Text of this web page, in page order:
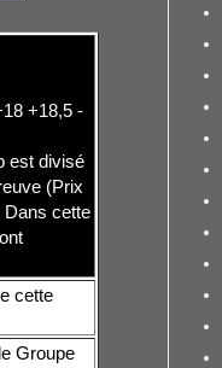
+18,5 -
est divisé
(Prix
Dans cette
cette
Groupe